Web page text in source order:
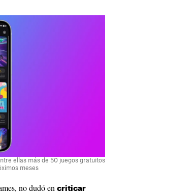
ellas más de 50 juegos gratuitos
meses
no dudó en criticar